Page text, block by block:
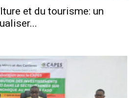
et du tourisme: un